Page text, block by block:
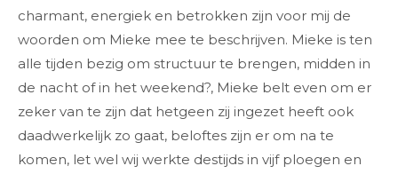
charmant, energiek en betrokken zijn voor mij de
woorden om Mieke mee te beschrijven. Mieke is ten
alle tijden bezig om structuur te brengen, midden in
de nacht of in het weekend?, Mieke belt even om er
zeker van te zijn dat hetgeen zij ingezet heeft ook
daadwerkelijk zo gaat, beloftes zijn er om na te
komen, let wel wij werkte destijds in vijf ploegen en